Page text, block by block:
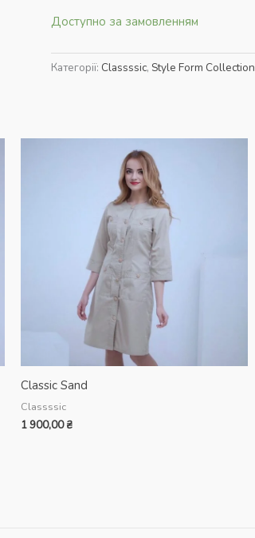
Доступно за замовленням
Категорії: Classssic, Style Form Collection
Classic Sand
Classssic
1 900,00₴